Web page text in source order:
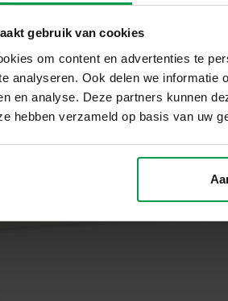
gebruik van cookies
om content en advertenties te
analyseren. Ook delen we
en analyse. Deze partners kunnen
hebben verzameld op basis van uw